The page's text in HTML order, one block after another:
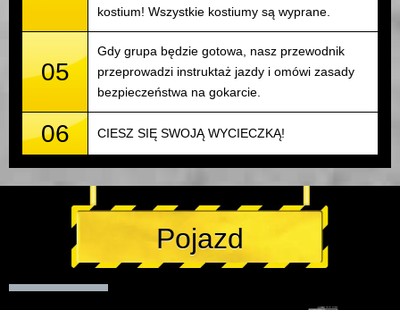
kostium! Wszystkie kostiumy są wyprane.
05
Gdy grupa będzie gotowa, nasz przewodnik
przeprowadzi instruktaż jazdy i omówi zasady
bezpieczeństwa na gokarcie.
06 CIESZ SIĘ SWOJĄ WYCIECZKĄ!
Pojazd